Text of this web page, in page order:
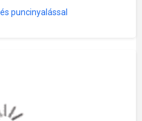
puncinyalással